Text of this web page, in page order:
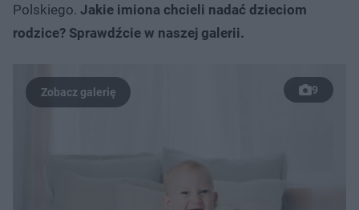
Polskiego. Jakie imiona chcieli nadać dzieciom
rodzice? Sprawdźcie w naszej galerii.
9